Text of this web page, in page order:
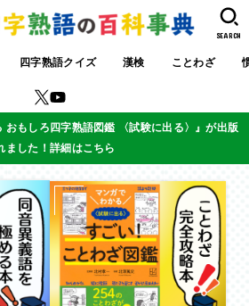
四字熟語クイズ 漢検 ことわざ
SEARCH
おもしろ四字熟語図鑑 〈試験に出る〉』が出版
ました！詳細はこちら